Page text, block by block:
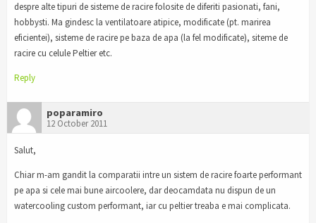
despre alte tipuri de sisteme de racire folosite de diferiti pasionati, fani,
hobbysti. Ma gindesc la ventilatoare atipice, modificate (pt. marirea
eficientei), sisteme de racire pe baza de apa (la fel modificate), siteme de
racire cu celule Peltier etc.
Reply
poparamiro
12 October 2011
Salut,
Chiar m-am gandit la comparatii intre un sistem de racire foarte performant
pe apa si cele mai bune aircoolere, dar deocamdata nu dispun de un
watercooling custom performant, iar cu peltier treaba e mai complicata.